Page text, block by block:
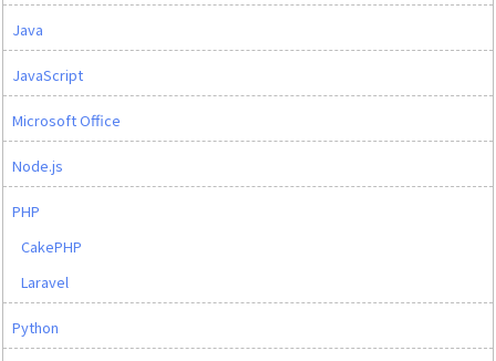
Java
JavaScript
Microsoft Office
Node.js
PHP
CakePHP
Laravel
Python